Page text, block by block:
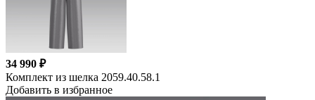
34 990 ₽
Комплект из шелка 2059.40.58.1
Добавить в избранное